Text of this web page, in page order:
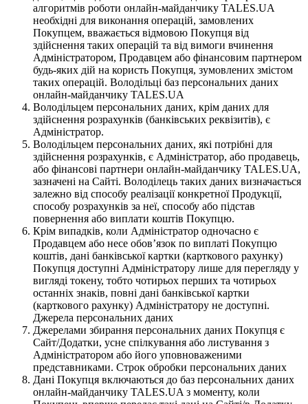
алгоритмів роботи онлайн-майданчику TALES.UA
необхідні для виконання операцій, замовлених
Покупцем, вважається відмовою Покупця від
здійснення таких операцій та від вимоги вчинення
Адміністратором, Продавцем або фінансовим партнером
будь-яких дій на користь Покупця, зумовлених змістом
таких операцій. Володільці баз персональних даних
онлайн-майданчику TALES.UA
Володільцем персональних даних, крім даних для
здійснення розрахунків (банківських реквізитів), є
Адміністратор.
Володільцем персональних даних, які потрібні для
здійснення розрахунків, є Адміністратор, або продавець,
або фінансові партнери онлайн-майданчику TALES.UA,
зазначені на Сайті. Володілець таких даних визначається
залежно від способу реалізації конкретної Продукції,
способу розрахунків за неї, способу або підстав
повернення або виплати коштів Покупцю.
Крім випадків, коли Адміністратор одночасно є
Продавцем або несе обов’язок по виплаті Покупцю
коштів, дані банківської картки (карткового рахунку)
Покупця доступні Адміністратору лише для перегляду у
вигляді токену, тобто чотирьох перших та чотирьох
останніх знаків, повні дані банківської картки
(карткового рахунку) Адміністратору не доступні.
Джерела персональних даних
Джерелами збирання персональних даних Покупця є
Сайт/Додатки, усне спілкування або листування з
Адміністратором або його уповноваженими
представниками. Строк обробки персональних даних
Дані Покупця включаються до баз персональних даних
онлайн-майданчику TALES.UA з моменту, коли